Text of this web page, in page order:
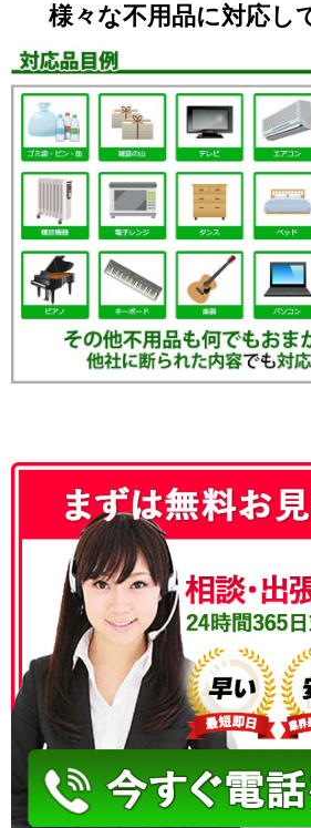
様々な不用品に対応し
050-3186-